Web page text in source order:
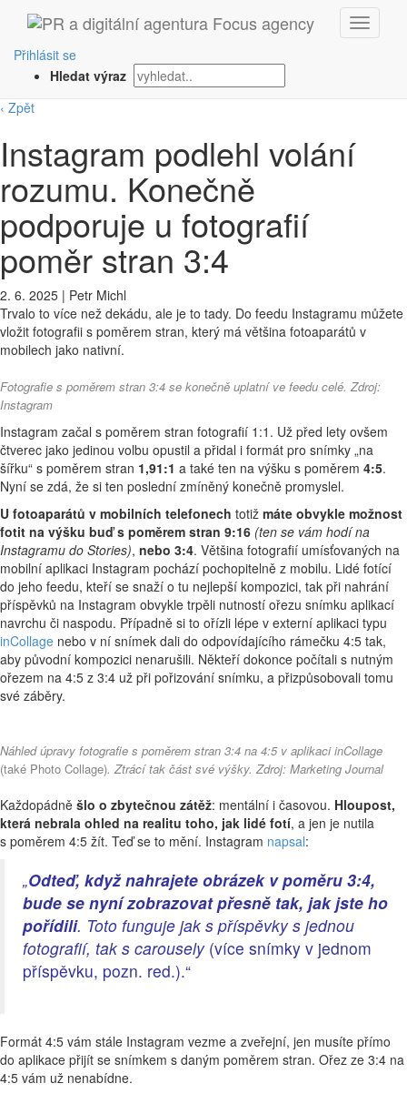
Přihlásit se
Hledat výraz
‹ Zpět
Instagram podlehl volání
rozumu. Konečně
podporuje u fotografií
poměr stran 3:4
2. 6. 2025 | Petr Michl
Trvalo to více než dekádu, ale je to tady. Do feedu Instagramu můžete
vložit fotografii s poměrem stran, který má většina fotoaparátů v
mobilech jako nativní.
Fotografie s poměrem stran 3:4 se konečně uplatní ve feedu celé. Zdroj:
Instagram
Instagram začal s poměrem stran fotografií 1:1. Už před lety ovšem
čtverec jako jedinou volbu opustil a přidal i formát pro snímky „na
šířku“ s poměrem stran 1,91:1 a také ten na výšku s poměrem 4:5.
Nyní se zdá, že si ten poslední zmíněný konečně promyslel.
U fotoaparátů v mobilních telefonech totiž máte obvykle možnost
fotit na výšku buď s poměrem stran 9:16 (ten se vám hodí na
Instagramu do Stories), nebo 3:4. Většina fotografií umísťovaných na
mobilní aplikaci Instagram pochází pochopitelně z mobilu. Lidé fotící
do jeho feedu, kteří se snaží o tu nejlepší kompozici, tak při nahrání
příspěvků na Instagram obvykle trpěli nutností ořezu snímku aplikací
navrchu či naspodu. Případně si to ořízli lépe v externí aplikaci typu
inCollage nebo v ní snímek dali do odpovídajícího rámečku 4:5 tak,
aby původní kompozici nenarušili. Někteří dokonce počítali s nutným
ořezem na 4:5 z 3:4 už při pořizování snímku, a přizpůsobovali tomu
své záběry.
Náhled úpravy fotografie s poměrem stran 3:4 na 4:5 v aplikaci inCollage
(také Photo Collage). Ztrácí tak část své výšky. Zdroj: Marketing Journal
Každopádně šlo o zbytečnou zátěž: mentální i časovou. Hloupost,
která nebrala ohled na realitu toho, jak lidé fotí, a jen je nutila
s poměrem 4:5 žít. Teď se to mění. Instagram napsal:
„Odteď, když nahrajete obrázek v poměru 3:4,
bude se nyní zobrazovat přesně tak, jak jste ho
pořídili. Toto funguje jak s příspěvky s jednou
fotografií, tak s carousely (více snímky v jednom
příspěvku, pozn. red.).“
Formát 4:5 vám stále Instagram vezme a zveřejní, jen musíte přímo
do aplikace přijít se snímkem s daným poměrem stran. Ořez ze 3:4 na
4:5 vám už nenabídne.